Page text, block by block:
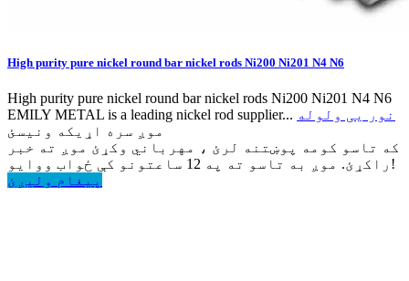
High purity pure nickel round bar nickel rods Ni200 Ni201 N4 N6
High purity pure nickel round bar nickel rods Ni200 Ni201 N4 N6
EMILY METAL is a leading nickel rod supplier... نور یی ولوله
موږ سره اړیکه ونیسئ
که تاسو کومه پوښتنه لرئ ، مهرباني وکړئ موږ ته خبر
راکړئ. موږ به تاسو ته په 12 ساعتونو کې ځواب ووایو!
پیغام ولیږئ